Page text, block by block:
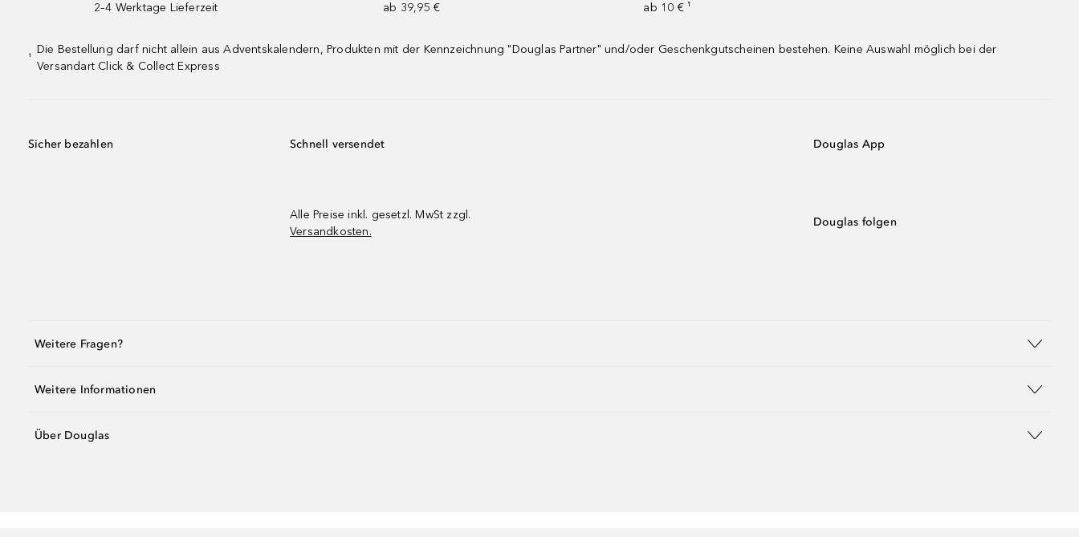
2–4 Werktage Lieferzeit
ab 39,95 €
ab 10 € ¹
¹
Die Bestellung darf nicht allein aus Adventskalendern, Produkten mit der Kennzeichnung "Douglas Partner" und/oder Geschenkgutscheinen bestehen. Keine Auswahl möglich bei der
Versandart Click & Collect Express
Sicher bezahlen Schnell versendet
Alle Preise inkl. gesetzl. MwSt zzgl.
Versandkosten.
Douglas App
Douglas folgen
Weitere Fragen?
Weitere Informationen
Über Douglas